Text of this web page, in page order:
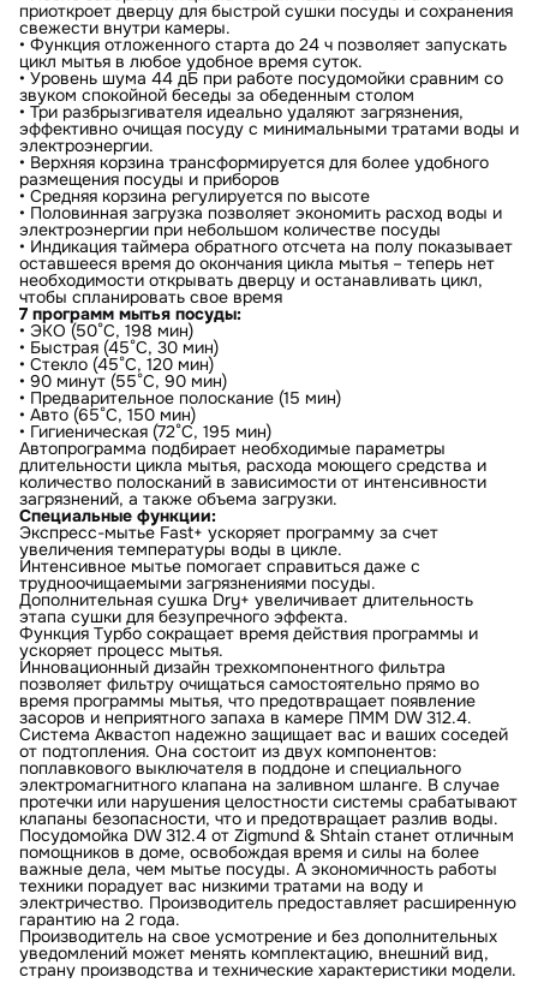
приоткроет дверцу для быстрой сушки посуды и сохранения
свежести внутри камеры.
• Функция отложенного старта до 24 ч позволяет запускать
цикл мытья в любое удобное время суток.
• Уровень шума 44 дБ при работе посудомойки сравним со
звуком спокойной беседы за обеденным столом
• Три разбрызгивателя идеально удаляют загрязнения,
эффективно очищая посуду с минимальными тратами воды и
электроэнергии.
• Верхняя корзина трансформируется для более удобного
размещения посуды и приборов
• Средняя корзина регулируется по высоте
• Половинная загрузка позволяет экономить расход воды и
электроэнергии при небольшом количестве посуды
• Индикация таймера обратного отсчета на полу показывает
оставшееся время до окончания цикла мытья – теперь нет
необходимости открывать дверцу и останавливать цикл,
чтобы спланировать свое время
7 программ мытья посуды:
• ЭКО (50°С, 198 мин)
• Быстрая (45°С, 30 мин)
• Стекло (45°С, 120 мин)
• 90 минут (55°С, 90 мин)
• Предварительное полоскание (15 мин)
• Авто (65°С, 150 мин)
• Гигиеническая (72°С, 195 мин)
Автопрограмма подбирает необходимые параметры
длительности цикла мытья, расхода моющего средства и
количество полосканий в зависимости от интенсивности
загрязнений, а также объема загрузки.
Специальные функции:
Экспресс-мытье Fast+ ускоряет программу за счет
увеличения температуры воды в цикле.
Интенсивное мытье помогает справиться даже с
трудноочищаемыми загрязнениями посуды.
Дополнительная сушка Dry+ увеличивает длительность
этапа сушки для безупречного эффекта.
Функция Турбо сокращает время действия программы и
ускоряет процесс мытья.
Инновационный дизайн трехкомпонентного фильтра
позволяет фильтру очищаться самостоятельно прямо во
время программы мытья, что предотвращает появление
засоров и неприятного запаха в камере ПММ DW 312.4.
Система Аквастоп надежно защищает вас и ваших соседей
от подтопления. Она состоит из двух компонентов:
поплавкового выключателя в поддоне и специального
электромагнитного клапана на заливном шланге. В случае
протечки или нарушения целостности системы срабатывают
клапаны безопасности, что и предотвращает разлив воды.
Посудомойка DW 312.4 от Zigmund & Shtain станет отличным
помощников в доме, освобождая время и силы на более
важные дела, чем мытье посуды. А экономичность работы
техники порадует вас низкими тратами на воду и
электричество. Производитель предоставляет расширенную
гарантию на 2 года.
Производитель на свое усмотрение и без дополнительных
уведомлений может менять комплектацию, внешний вид,
страну производства и технические характеристики модели.